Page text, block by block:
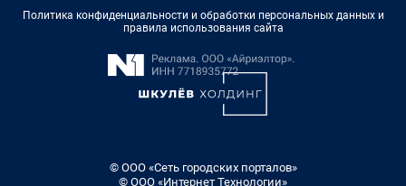
Политика конфиденциальности и обработки персональных данных и
правила использования сайта
© ООО «Сеть городских порталов»
© ООО «Интернет Технологии»